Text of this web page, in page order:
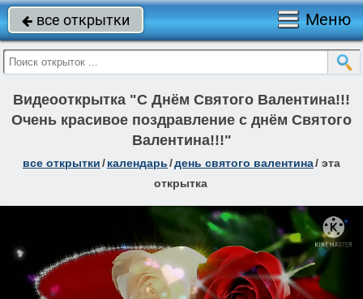
 все открытки Меню
Видеооткрытка "С Днём Святого Валентина!!!
Очень красивое поздравление с днём Святого
Валентина!!!"
все открытки/календарь/день святого валентина/ эта
открытка